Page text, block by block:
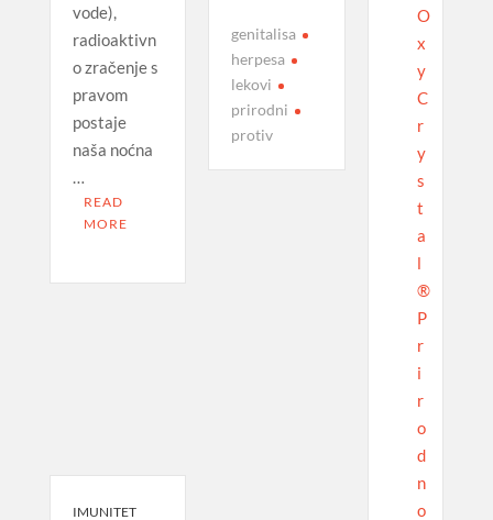
vode),
radioaktivn
o zračenje s
pravom
postaje
naša noćna
…
READ
MORE
genitalisa
herpesa
lekovi
prirodni
protiv
IMUNITET
O
x
y
C
r
y
s
t
a
l
®
P
r
i
r
o
d
n
o